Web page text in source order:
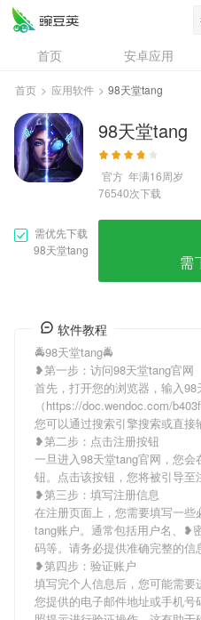
首页 安卓应用
资讯
专题
问答
首页 > 应用软件 > 98天堂tang
98天堂tang
官方 年满16周岁
76540次下载
需优先下载
98天堂tang
需
软件教程
🚔98天堂tang🚔
❥第一步：访问98天堂tang官网
首先，打开您的浏览器，输入
（https://doc.wendoc.com/
您可以通过搜索引擎搜索或直接
❥第二步：点击注册按钮
一旦进入98天堂tang官网，您
钮。点击该按钮，您将被引导至
❥第三步：填写注册信息
在注册页面上，您需要填写一
tang账户。通常包括用户名、
码等。请务必提供准确完整的信
❥第四步：验证账户
填写完个人信息后，您可能需要
您提供的电子邮件地址或手机